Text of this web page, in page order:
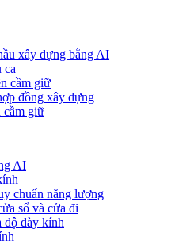
xây dựng bằng AI
ca
cầm giữ
đồng xây dựng
cầm giữ
AI
chuẩn năng lượng
sổ và cửa đi
độ dày kính